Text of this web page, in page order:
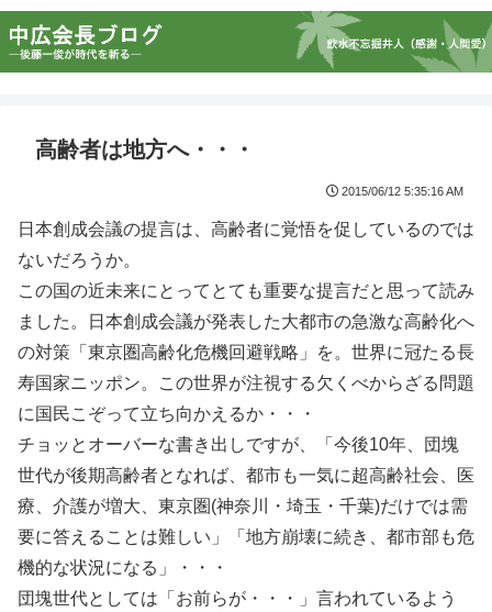
高齢者は地方へ・・・
2015/06/12 5:35:16 AM
日本創成会議の提言は、高齢者に覚悟を促しているのでは
ないだろうか。
この国の近未来にとってとても重要な提言だと思って読み
ました。日本創成会議が発表した大都市の急激な高齢化へ
の対策「東京圏高齢化危機回避戦略」を。世界に冠たる長
寿国家ニッポン。この世界が注視する欠くべからざる問題
に国民こぞって立ち向かえるか・・・
チョッとオーバーな書き出しですが、「今後10年、団塊
世代が後期高齢者となれば、都市も一気に超高齢社会、医
療、介護が増大、東京圏(神奈川・埼玉・千葉)だけでは需
要に答えることは難しい」「地方崩壊に続き、都市部も危
機的な状況になる」・・・
団塊世代としては「お前らが・・・」言われているよう